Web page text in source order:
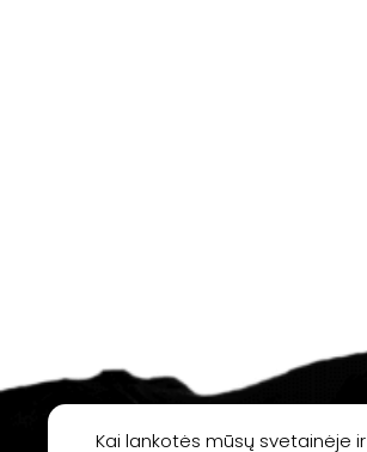
Kai lankotės mūsų svetainėje ir